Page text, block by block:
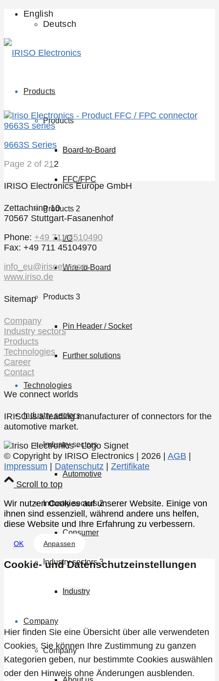
English
Deutsch
Products
Products
Board-to-Board
FFC/FPC
Products 2
I/O
Wire-to-Board
Products 3
Pin Header / Socket
Further solutions
Technologies
Industry sectors
Industry sectors
Automotive
Industry sectors 2
Consumer
Industry sectors 3
Industry
Company
Company
9663S Series
Page 2 of 212
IRISO Electronics Europe GmbH
Zettachring 10
70567 Stuttgart-Fasanenhof
Phone: +49 711 4510490
Fax: +49 711 45104970
info_eu@irisoele.com
www.iriso.de
Sitemap
Company
Industry sectors
Products
Technologies
Career
Contact
We connect worlds
IRISO is a leading manufacturer of connectors for the
automotive market.
© Copyright by IRISO Electronics | 2026 | AGB |
Impressum | Datenschutz | Zertifikate
Scroll to top
Wir nutzen Cookies auf unserer Website. Einige von
ihnen sind essenziell, während andere uns helfen,
diese Website und Ihre Erfahrung zu verbessern.
OK Anpassen
Cookie- und Datenschutzeinstellungen
Hier finden Sie eine Übersicht über alle verwendeten
Cookies. Sie können Ihre Zustimmung zu ganzen
Kategorien geben, nur bestimmte Cookies auswählen
oder den Hinweis ohne Änderungen ausblenden.